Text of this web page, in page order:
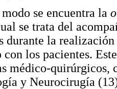
se encuentra la
se trata del
durante la
con los pacientes.
médico-quirúrgicos,
y Neurocirugía